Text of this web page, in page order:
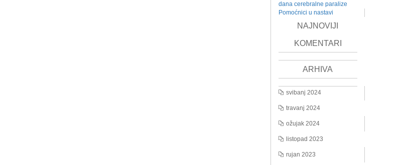
dana cerebralne paralize
Pomoćnici u nastavi
NAJNOVIJI
KOMENTARI
ARHIVA
svibanj 2024
travanj 2024
ožujak 2024
listopad 2023
rujan 2023